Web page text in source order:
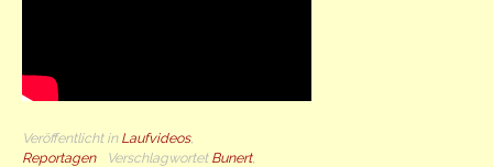
Veröffentlicht in Laufvideos,
Reportagen
Verschlagwortet Bunert,